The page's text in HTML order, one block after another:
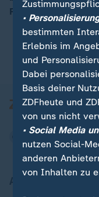
Reaktion der Türkei
•
bestimmten
Erlebnis im
und
Dabei
Basis deiner
ZDFheute und
von uns nicht
• Social Media
nutzen Social-
anderen
von Inhalten zu